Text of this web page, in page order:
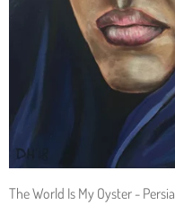
The World Is My Oyster - Persia